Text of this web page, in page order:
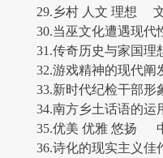
29.乡村 人文 理想 文
30.当巫文化遭遇现
31.传奇历史与家国
32.游戏精神的现代
33.新时代纪检干部
34.南方乡土话语的
35.优美 优雅 悠扬
36.诗化的现实主义